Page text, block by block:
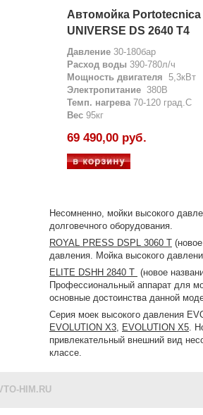
Автомойка Portotecnica
UNIVERSE DS 2640 T4
Давление 30-180бар
Расход воды 390-780л/ч
Мощность двигателя 5,3кВт
Электропитание 380В
Темп. нагрева70-120 град.С
Вес 95кг
69 490,00 руб.
Несомненно, мойки высокого
долговечного оборудования.
ROYAL PRESS DSPL 3060 T
давления. Мойка высокого
ELITE DSHH 2840 T (новое
Профессиональный аппарат для
основные достоинства данной
Серия моек высокого давления
EVOLUTION X3, EVOLUTION X5.
привлекательный внешний вид
классе.
HIM.RU